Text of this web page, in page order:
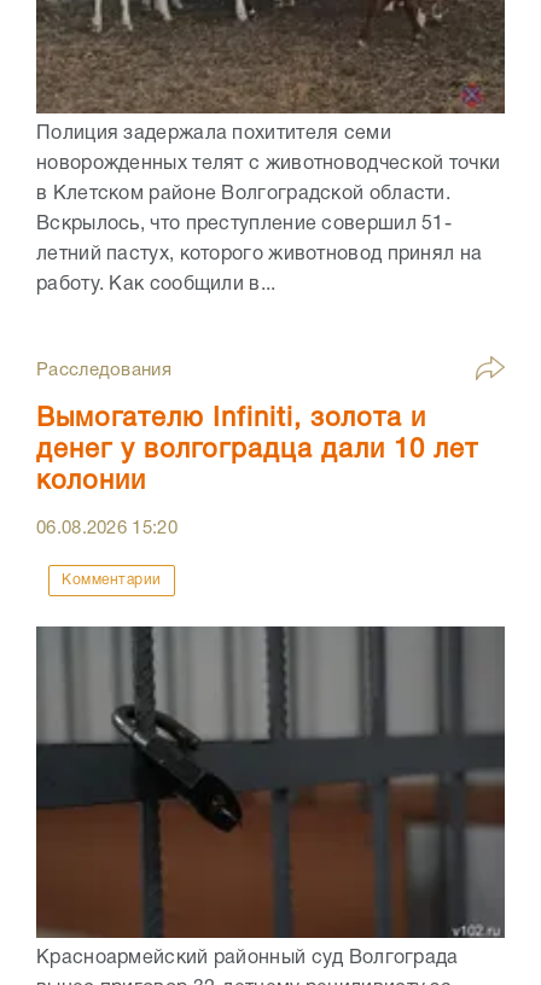
Полиция задержала похитителя семи
новорожденных телят с животноводческой точки
в Клетском районе Волгоградской области.
Вскрылось, что преступление совершил 51-
летний пастух, которого животновод принял на
работу. Как сообщили в...
Расследования
Вымогателю Infiniti, золота и
денег у волгоградца дали 10 лет
колонии
06.08.2026 15:20
Комментарии
Красноармейский районный суд Волгограда